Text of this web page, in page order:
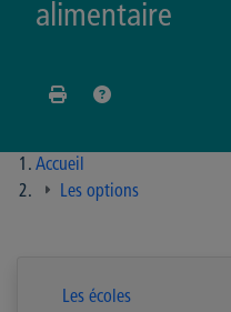
alimentaire
Accueil
Les options
Les écoles